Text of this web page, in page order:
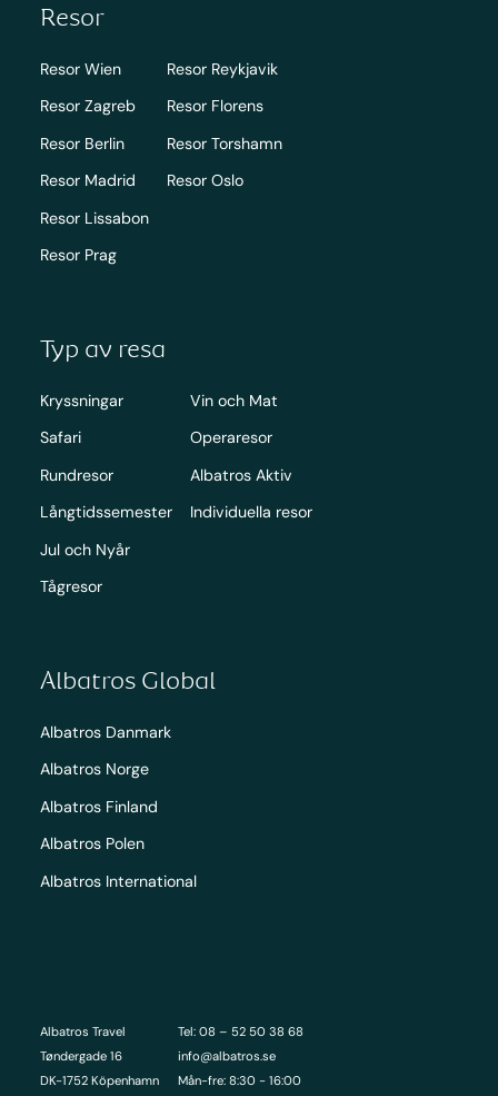
Resor
Resor Wien
Resor Zagreb
Resor Berlin
Resor Madrid
Resor Lissabon
Resor Prag
Resor Reykjavik
Resor Florens
Resor Torshamn
Resor Oslo
Albatros Travel
Tøndergade 16
DK-1752 Köpenhamn
Tel: 08 – 52 50 38 68
info@albatros.se
Mån-fre: 8:30 - 16:00
Typ av resa
Kryssningar
Safari
Rundresor
Långtidssemester
Jul och Nyår
Tågresor
Vin och Mat
Operaresor
Albatros Aktiv
Individuella resor
Albatros Global
Albatros Danmark
Albatros Norge
Albatros Finland
Albatros Polen
Albatros International